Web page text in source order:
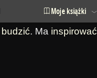
Moje książki
budzić. Ma inspirować